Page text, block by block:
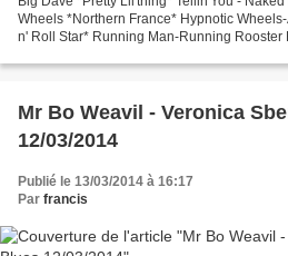
Wheels *Northern France* Hypnotic
n' Roll Star* Running Man-Running Rooster
Mr Bo Weavil - Veronica
12/03/2014
Publié le 13/03/2014 à 16:17
Par francis